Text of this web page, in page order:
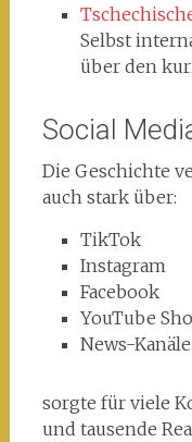
Selbst
über den
Social
Die Geschichte
auch stark über:
TikTok
Instagram
Facebook
YouTube
News-
sorgte für viele
und tausende